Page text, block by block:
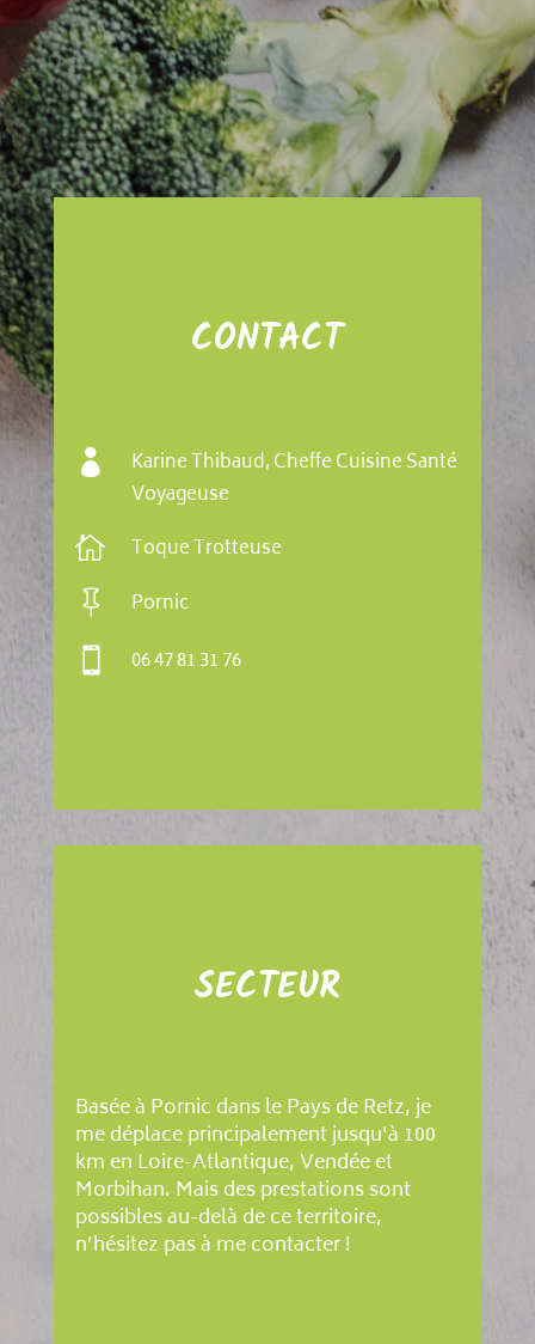
CONTACT

Karine Thibaud, Cheffe Cuisine Santé
Voyageuse
 Toque Trotteuse
 Pornic
 06 47 81 31 76
SECTEUR
Basée à Pornic dans le Pays de Retz, je
me déplace principalement jusqu'à 100
km en Loire-Atlantique, Vendée et
Morbihan. Mais des prestations sont
possibles au-delà de ce territoire,
n’hésitez pas à me contacter !